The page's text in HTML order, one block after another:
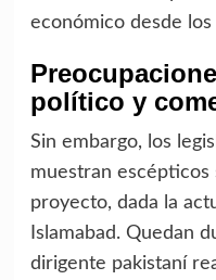
económico desde los
político y
Sin embargo, los
muestran escépticos
proyecto, dada la
Islamabad. Quedan
dirigente pakistaní